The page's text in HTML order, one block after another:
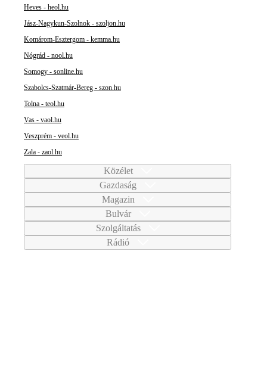
Heves - heol.hu
Jász-Nagykun-Szolnok - szoljon.hu
Komárom-Esztergom - kemma.hu
Nógrád - nool.hu
Somogy - sonline.hu
Szabolcs-Szatmár-Bereg - szon.hu
Tolna - teol.hu
Vas - vaol.hu
Veszprém - veol.hu
Zala - zaol.hu
Közélet
Gazdaság
Magazin
Bulvár
Szolgáltatás
Rádió